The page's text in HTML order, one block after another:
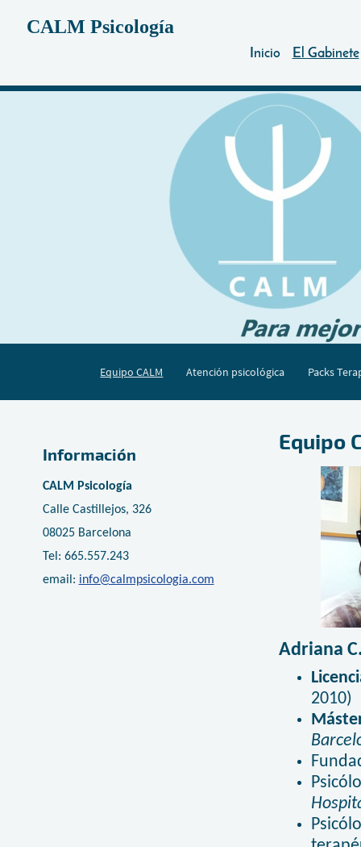
CALM Psicología
Inicio El Gabinete
Equipo CALM Atención psicológica Packs
Equipo
Adriana
2010)
Información
CALM Psicología
Calle Castillejos, 326
08025 Barcelona
Tel: 665.557.243
email: info@calmpsicologia.com